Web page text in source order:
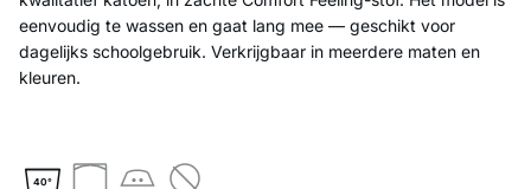
eenvoudig te wassen en gaat lang mee — geschikt voor
dagelijks schoolgebruik. Verkrijgbaar in meerdere maten en
kleuren.
40°